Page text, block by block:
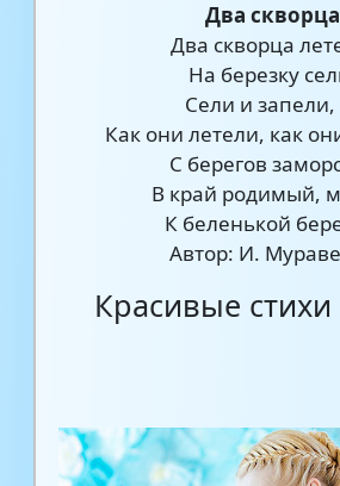
Два скворца
Два скворца
На березку
Сели и
Как они летели, как
С берегов
В край родимый,
К беленькой
Автор: И.
Красивые стихи